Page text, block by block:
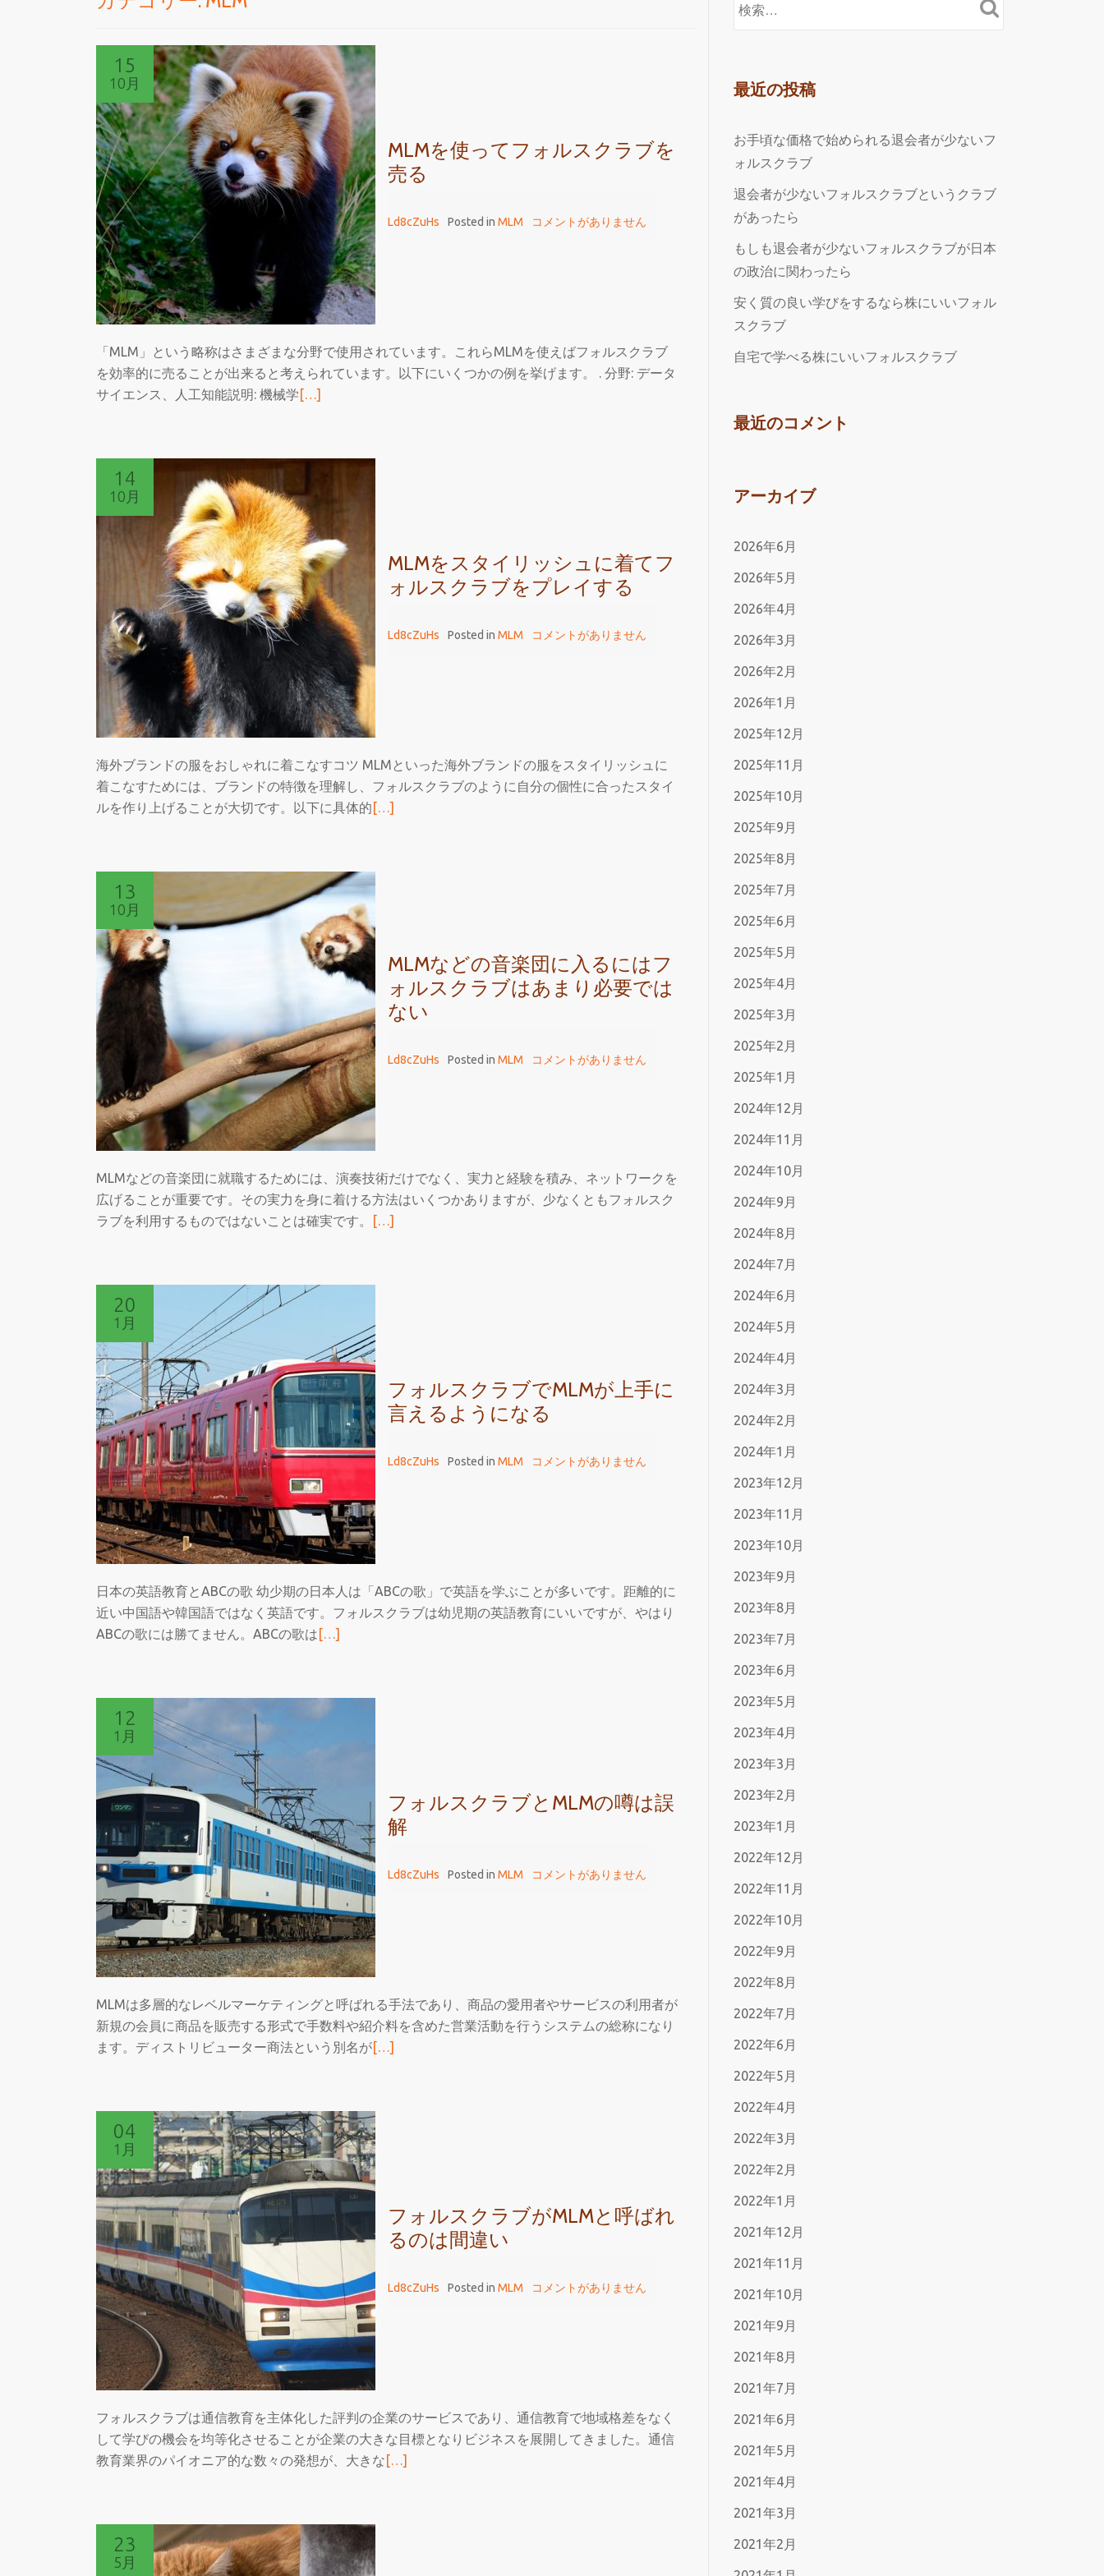
15
10月
MLMを使ってフォルスクラブを
売る
Ld8cZuHs Posted in MLM コメントがありません
「MLM」という略称はさまざまな分野で使用されています。これらMLMを使えばフォルスクラブ
を効率的に売ることが出来ると考えられています。以下にいくつかの例を挙げます。 . 分野: データ
サイエンス、人工知能説明: 機械学続
読
MLM
を
使
っ
て
フ
ル
ス
ク
ラ
ブ
を
売
る
[…]
14
10月
MLMをスタイリッシュに着てフ
ォルスクラブをプレイする
Ld8cZuHs Posted in MLM コメントがありません
海外ブランドの服をおしゃれに着こなすコツ MLMといった海外ブランドの服をスタイリッシュに
着こなすためには、ブランドの特徴を理解し、フォルスクラブのように自分の個性に合ったスタイ
ルを作り上げることが大切です。以下に具体的続
読
を
イ
リ
ッ
シ
ュ
に
て
フ
ォ
ル
プ
レ
イ
す
る
[…]
13
10月
MLMなどの音楽団に入るにはフ
ォルスクラブはあまり必要では
ない
Ld8cZuHs Posted in MLM コメントがありません
MLMなどの音楽団に就職するためには、演奏技術だけでなく、実力と経験を積み、ネットワークを
広げることが重要です。その実力を身に着ける方法はいくつかありますが、少なくともフォルスク
ラブを利用するものではないことは確実です。
続
読
MLM
な
ど
の
音
楽
団
入
る
に
は
フ
要
で
は
な
い
[…]
20
1月
フォルスクラブでMLMが上手に
言えるようになる
Ld8cZuHs Posted in MLM コメントがありません
日本の英語教育とABCの歌 幼少期の日本人は「ABCの歌」で英語を学ぶことが多いです。距離的に
近い中国語や韓国語ではなく英語です。フォルスクラブは幼児期の英語教育にいいですが、やはり
ABCの歌には勝てません。ABCの歌は続
読
む
ク
ラ
ブ
で
MLM
が
上
手
に
言
え
に
な
る
[…]
12
1月
フォルスクラブとMLMの噂は誤
解
Ld8cZuHs Posted in MLM コメントがありません
MLMは多層的なレベルマーケティングと呼ばれる手法であり、商品の愛用者やサービスの利用者が
新規の会員に商品を販売する形式で手数料や紹介料を含めた営業活動を行うシステムの総称になり
ます。ディストリビューター商法という別名が続
読
む
フ
ォ
ル
ク
と
MLM
の
噂
は
誤
解
[…]
04
1月
フォルスクラブがMLMと呼ばれ
るのは間違い
Ld8cZuHs Posted in MLM コメントがありません
フォルスクラブは通信教育を主体化した評判の企業のサービスであり、通信教育で地域格差をなく
して学びの機会を均等化させることが企業の大きな目標となりビジネスを展開してきました。通信
教育業界のパイオニア的な数々の発想が、大きな続[…]
23
5月
最近の投稿
お手頃な価格で始められる退会者が少ないフ
ォルスクラブ
退会者が少ないフォルスクラブというクラブ
があったら
もしも退会者が少ないフォルスクラブが日本
の政治に関わったら
安く質の良い学びをするなら株にいいフォル
スクラブ
自宅で学べる株にいいフォルスクラブ
最近のコメント
アーカイブ
2026年6月
2026年5月
2026年4月
2026年3月
2026年2月
2026年1月
2025年12月
2025年11月
2025年10月
2025年9月
2025年8月
2025年7月
2025年6月
2025年5月
2025年4月
2025年3月
2025年2月
2025年1月
2024年12月
2024年11月
2024年10月
2024年9月
2024年8月
2024年7月
2024年6月
2024年5月
2024年4月
2024年3月
2024年2月
2024年1月
2023年12月
2023年11月
2023年10月
2023年9月
2023年8月
2023年7月
2023年6月
2023年5月
2023年4月
2023年3月
2023年2月
2023年1月
2022年12月
2022年11月
2022年10月
2022年9月
2022年8月
2022年7月
2022年6月
2022年5月
2022年4月
2022年3月
2022年2月
2022年1月
2021年12月
2021年11月
2021年10月
2021年9月
2021年8月
2021年7月
2021年6月
2021年5月
2021年4月
2021年3月
2021年2月